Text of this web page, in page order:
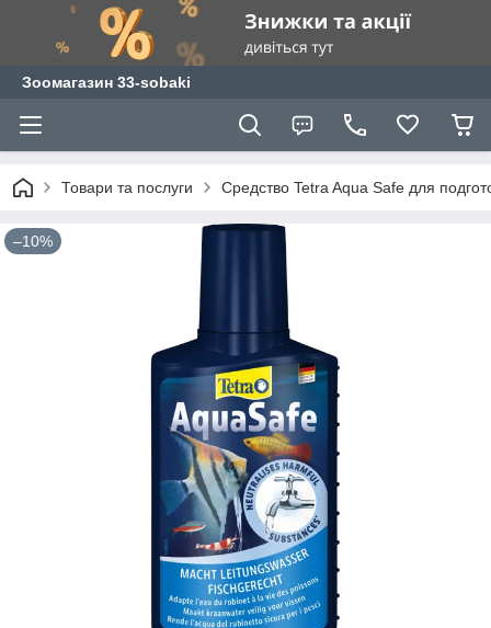
Зоомагазин 33-sobaki
Товари та послуги Средство Tetra Aqua Safe для
–10%